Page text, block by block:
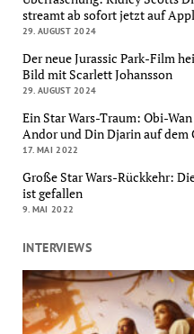
streamt ab sofort jetzt auf
29. AUGUST 2024
Der neue Jurassic Park-Film
Bild mit Scarlett Johansson
29. AUGUST 2024
Ein Star Wars-Traum: Obi-
Andor und Din Djarin auf dem
17. MAI 2022
Große Star Wars-Rückkehr:
ist gefallen
9. MAI 2022
INTERVIEWS